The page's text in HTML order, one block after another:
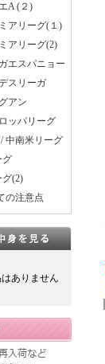
A (２)
アリーグ(１)
アリーグ(2)
エスパニョー
スリーガ
アン
ッパリーグ
中南米リーグ
グ
グ(2)
の注意点
ありません